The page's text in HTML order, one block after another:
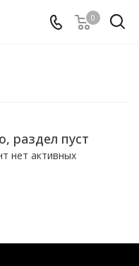
0
раздел пуст
нет активных